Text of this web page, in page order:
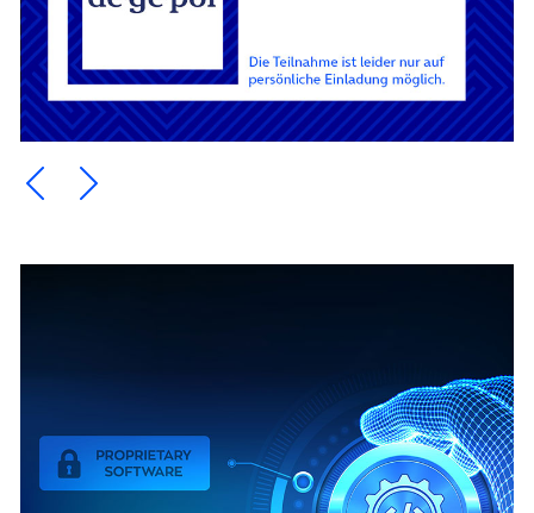
Ein Element zurück blättern
Ein Element weiter blättern